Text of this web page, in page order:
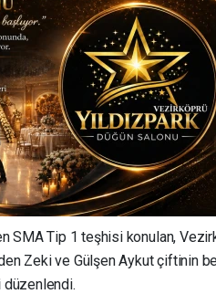
SMA Tip 1 teşhisi konulan,
Zeki ve Gülşen Aykut çiftinin
düzenlendi.